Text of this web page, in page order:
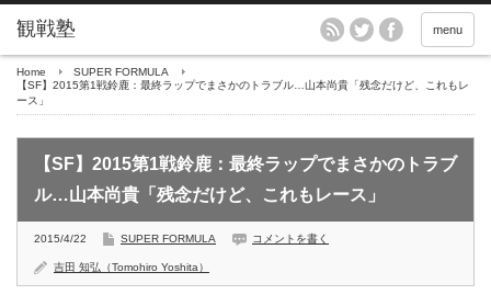
menu
Home
SUPER FORMULA
【SF】2015第1戦鈴鹿：最終ラップでまさかのトラブル…山本尚貴「残念だけど、これもレ
ース」
【SF】2015第1戦鈴鹿：最終ラップでまさかのトラブ
ル…山本尚貴「残念だけど、これもレース」
2015/4/22 SUPER FORMULA コメントを書く
吉田 知弘（Tomohiro Yoshita）